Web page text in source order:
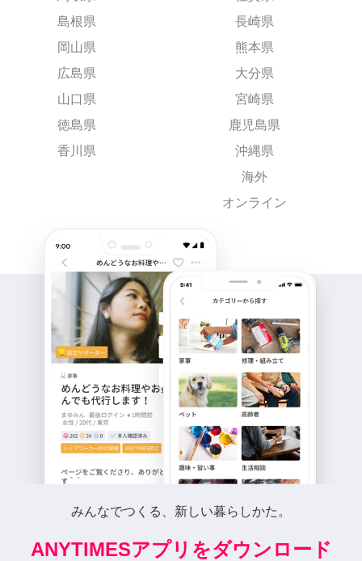
島根県
岡山県
広島県
山口県
徳島県
香川県
長崎県
熊本県
大分県
宮崎県
鹿児島県
沖縄県
海外
オンライン
みんなでつくる、新しい暮らしかた。
ANYTIMESアプリをダウンロード